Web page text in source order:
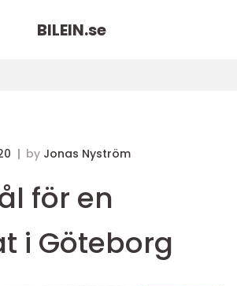
BILEIN.se
by Jonas Nyström
för en
i Göteborg